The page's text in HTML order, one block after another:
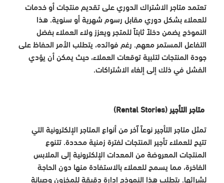
تعتمد متاجر الاشتراك الدوري على تقديم منتجات أو خدمات
للعملاء بشكل دوري مقابل رسوم شهرية أو سنوية. هذا
النموذج يضمن دخلاً ثابتاً للمتجر ويعزز ولاء العملاء بفضل
التفاعل المستمر معهم. رغم فوائده، يتطلب الأمر الحفاظ على
جودة المنتجات لتلبية توقعات العملاء، حيث يمكن أن يؤدي
الفشل في ذلك إلى إلغاء الاشتراكات.
متاجر التأجير (Rental Stories)
تمثل متاجر التأجير نوعاً آخر من أنواع المتاجر الإلكترونية التي
تتيح للعملاء تأجير المنتجات لفترة زمنية محددة. تتنوع
المنتجات المعروضة من المعدات الإلكترونية إلى الملابس
الفاخرة، مما يسمح للعملاء بالاستفادة منها دون الحاجة
لشرائها. يتطلب هذا النموذج إدارة دقيقة للمخزون وصيانة